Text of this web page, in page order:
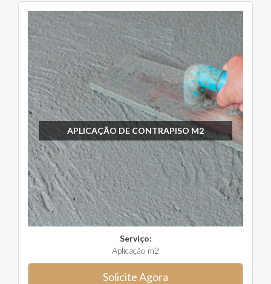
APLICAÇÃO DE CONTRAPISO M2
Serviço:
Aplicação m2
Solicite Agora